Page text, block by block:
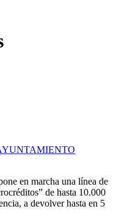
en marcha una línea de
de hasta 10.000
a devolver hasta en 5